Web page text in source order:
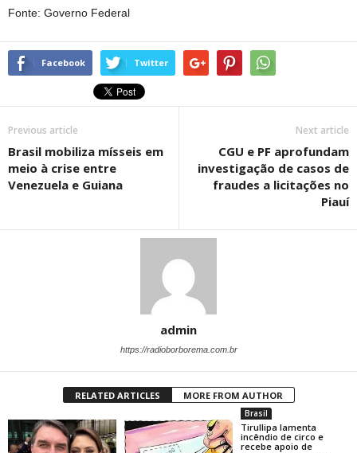
Fonte: Governo Federal
Facebook Twitter
Previous article
Brasil mobiliza mísseis em
meio à crise entre
Venezuela e Guiana
Next article
CGU e PF aprofundam
investigação de casos de
fraudes a licitações no
Piauí
admin
https://radioborborema.com.br
RELATED ARTICLES MORE FROM AUTHOR
Brasil
Tirullipa lamenta
incêndio de circo e
recebe apoio de